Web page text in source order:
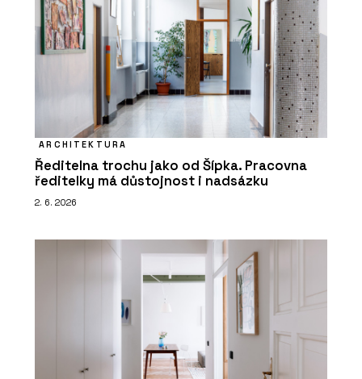
ARCHITEKTURA
Ředitelna trochu jako od Šípka. Pracovna
ředitelky má důstojnost i nadsázku
2. 6. 2026